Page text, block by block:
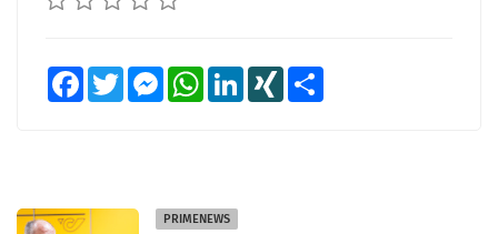
FacebookTwitter MessengerWhatsAppLinkedInXING
PRIMENEWS